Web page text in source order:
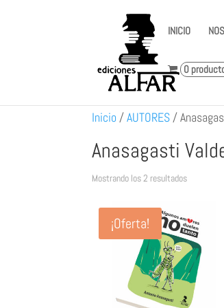
INICIO
0
Inicio /AUTORES /
Anasagasti
Mostrando los 2 resultadosOrdenado
los
últimos
¡Oferta!